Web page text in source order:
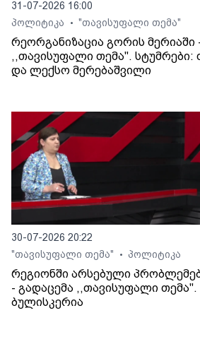
31-07-2026 16:00
პოლიტიკა
• "თავისუფალი თემა"
რეორგანიზაცია გორის მერიაში
,,თავისუფალი თემა". სტუმრები:
და ლექსო მერებაშვილი
30-07-2026 20:22
"თავისუფალი თემა"
• პოლიტიკა
რეგიონში არსებული
- გადაცემა ,,თავისუფალი თემა".
ბულისკერია